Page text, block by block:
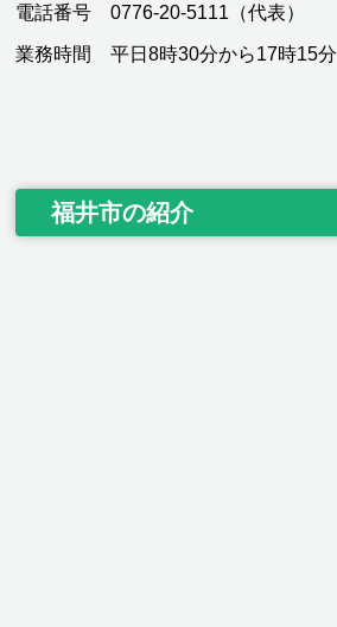
電話番号 0776-20-5111（代表）
業務時間 平日8時30分から17時15分
福井市の紹介